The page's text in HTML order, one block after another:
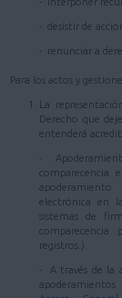
- desistir de
- renunciar a
Para los actos y
La
Derecho que
entenderá
-
comparecencia
electrónica en
sistemas de
registros.).
- A través de la